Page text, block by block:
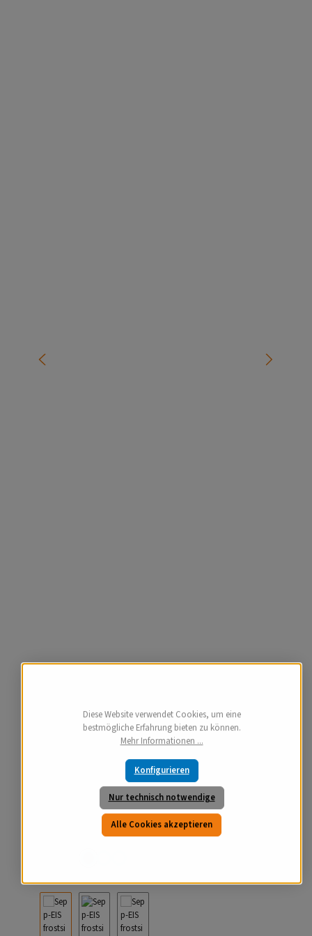
Diese Website verwendet Cookies, um eine
bestmögliche Erfahrung bieten zu können.
Mehr Informationen ...
Nur technisch notwendige
Konfigurieren
Alle Cookies akzeptieren